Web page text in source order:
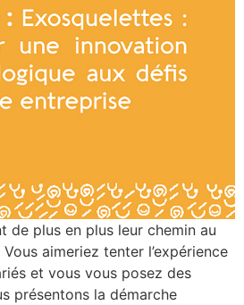
de plus en plus leur chemin au
aimeriez tenter l’expérience
et vous vous posez des
présentons la démarche